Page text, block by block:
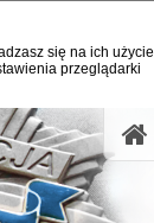
się na ich użycie
przeglądarki